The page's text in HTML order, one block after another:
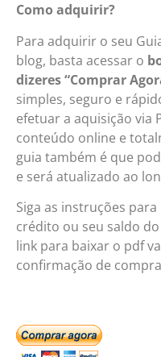
Como adquirir?
Para adquirir o seu
blog, basta acessar o
dizeres “Comprar
simples, seguro e
efetuar a aquisição via
conteúdo online e
guia também é que
e será atualizado ao
Siga as instruções
crédito ou seu saldo
link para baixar o pdf
confirmação de